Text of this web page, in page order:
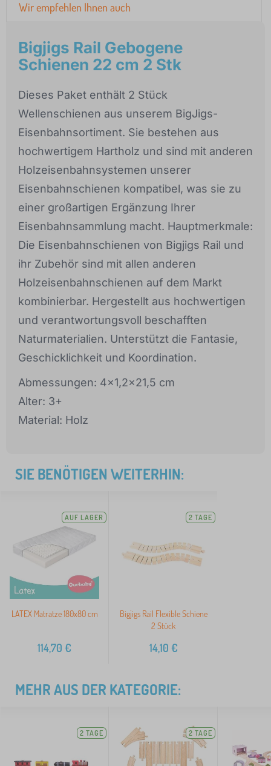
Wir empfehlen Ihnen auch
Bigjigs Rail Gebogene
Schienen 22 cm 2 Stk
Dieses Paket enthält 2 Stück
Wellenschienen aus unserem BigJigs-
Eisenbahnsortiment. Sie bestehen aus
hochwertigem Hartholz und sind mit anderen
Holzeisenbahnsystemen unserer
Eisenbahnschienen kompatibel, was sie zu
einer großartigen Ergänzung Ihrer
Eisenbahnsammlung macht. Hauptmerkmale:
Die Eisenbahnschienen von Bigjigs Rail und
ihr Zubehör sind mit allen anderen
Holzeisenbahnschienen auf dem Markt
kombinierbar. Hergestellt aus hochwertigen
und verantwortungsvoll beschafften
Naturmaterialien. Unterstützt die Fantasie,
Geschicklichkeit und Koordination.
Abmessungen: 4x1,2x21,5 cm
Alter: 3+
Material: Holz
SIE BENÖTIGEN WEITERHIN:
AUF LAGER
LATEX Matratze 180x80 cm
114,70 €
2 TAGE
Bigjigs Rail Flexible Schiene
2 Stück
14,10 €
MEHR AUS DER KATEGORIE:
2 TAGE 2 TAGE